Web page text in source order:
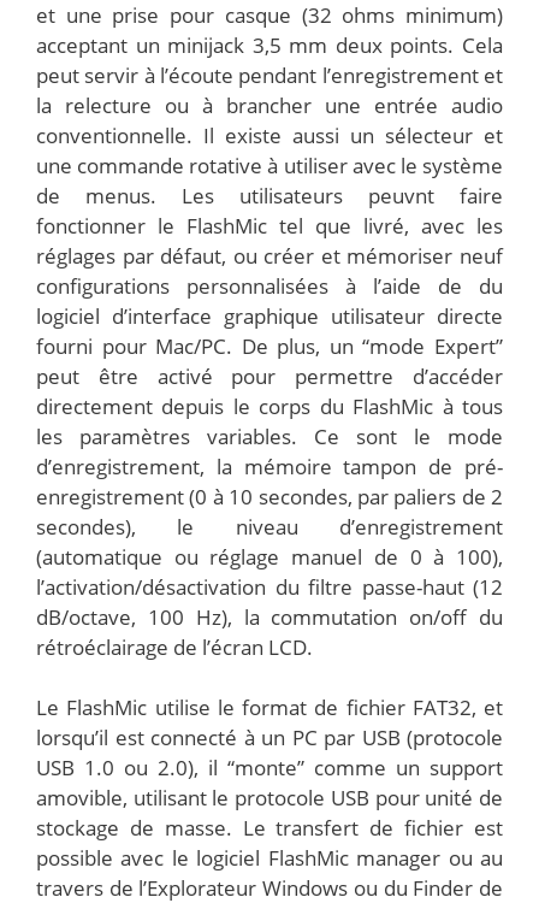
et une prise pour casque (32 ohms minimum)
acceptant un minijack 3,5 mm deux points. Cela
peut servir à l’écoute pendant l’enregistrement et
la relecture ou à brancher une entrée audio
conventionnelle. Il existe aussi un sélecteur et
une commande rotative à utiliser avec le système
de menus. Les utilisateurs peuvnt faire
fonctionner le FlashMic tel que livré, avec les
réglages par défaut, ou créer et mémoriser neuf
configurations personnalisées à l’aide de du
logiciel d’interface graphique utilisateur directe
fourni pour Mac/PC. De plus, un “mode Expert”
peut être activé pour permettre d’accéder
directement depuis le corps du FlashMic à tous
les paramètres variables. Ce sont le mode
d’enregistrement, la mémoire tampon de pré-
enregistrement (0 à 10 secondes, par paliers de 2
secondes), le niveau d’enregistrement
(automatique ou réglage manuel de 0 à 100),
l’activation/désactivation du filtre passe-haut (12
dB/octave, 100 Hz), la commutation on/off du
rétroéclairage de l’écran LCD.
Le FlashMic utilise le format de fichier FAT32, et
lorsqu’il est connecté à un PC par USB (protocole
USB 1.0 ou 2.0), il “monte” comme un support
amovible, utilisant le protocole USB pour unité de
stockage de masse. Le transfert de fichier est
possible avec le logiciel FlashMic manager ou au
travers de l’Explorateur Windows ou du Finder de